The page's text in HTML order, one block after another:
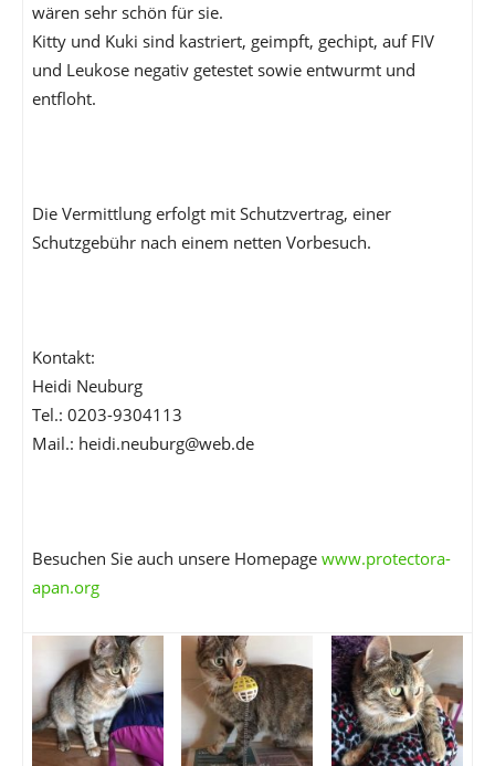
wären sehr schön für sie.
Kitty und Kuki sind kastriert, geimpft, gechipt, auf FIV
und Leukose negativ getestet sowie entwurmt und
entfloht.
Die Vermittlung erfolgt mit Schutzvertrag, einer
Schutzgebühr nach einem netten Vorbesuch.
Kontakt:
Heidi Neuburg
Tel.: 0203-9304113
Mail.: heidi.neuburg@web.de
Besuchen Sie auch unsere Homepage www.protectora-
apan.org